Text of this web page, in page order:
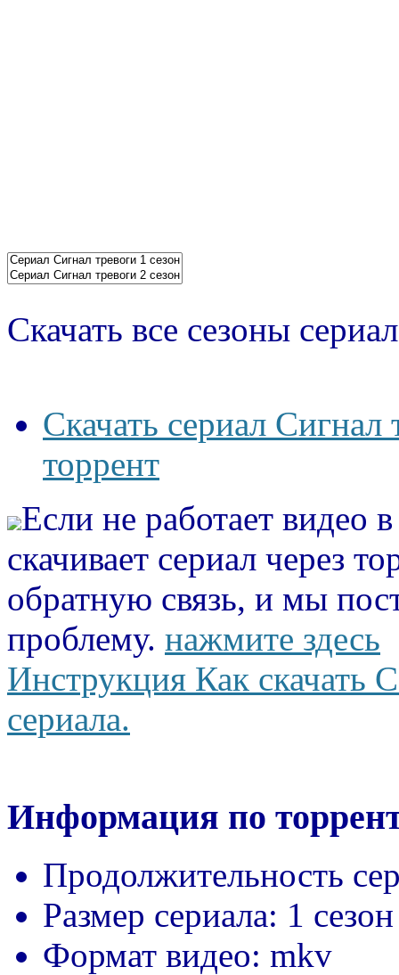
Скачать все сезоны
Скачать сериал Сигнал
торрент
Если не работает видео
скачивает сериал через
обратную связь, и мы
проблему. нажмите здесь
Инструкция Как скачать
сериала.
Информация по
Продолжительность
Размер сериала: 1
Формат видео: mkv